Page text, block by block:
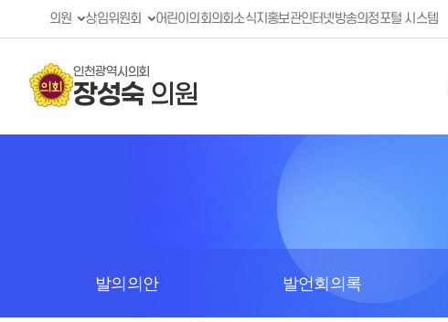
의원 상임위원회 어린이의회의회소식지 홍보관인터넷방송의정포털 시스템
인천광역시의회
장성숙 의원
발의의안 발언회의록